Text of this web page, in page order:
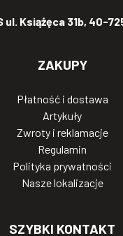
ul. Książęca 31b, 40-
ZAKUPY
Płatność i dostawa
Artykuły
Zwroty i reklamacje
Regulamin
Polityka prywatności
Nasze lokalizacje
SZYBKI KONTAKT